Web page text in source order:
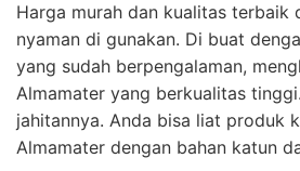
Harga murah dan kualitas terbaik
nyaman di gunakan. Di buat
yang sudah berpengalaman,
Almamater yang berkualitas
jahitannya. Anda bisa liat produk
Almamater dengan bahan katun